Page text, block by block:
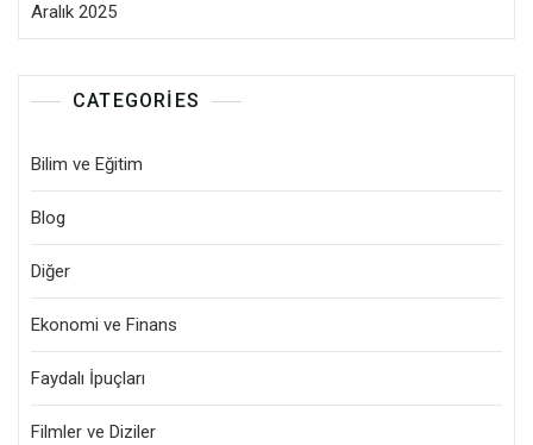
Aralık 2025
CATEGORIES
Bilim ve Eğitim
Blog
Diğer
Ekonomi ve Finans
Faydalı İpuçları
Filmler ve Diziler